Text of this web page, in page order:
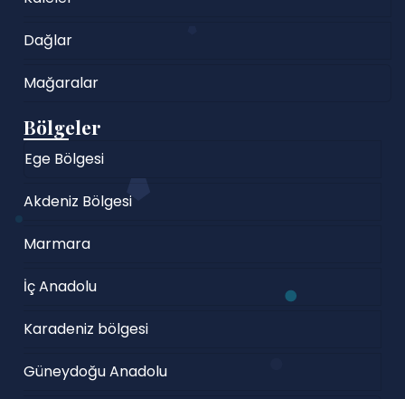
Dağlar
Mağaralar
Bölgeler
Ege Bölgesi
Akdeniz Bölgesi
Marmara
İç Anadolu
Karadeniz bölgesi
Güneydoğu Anadolu